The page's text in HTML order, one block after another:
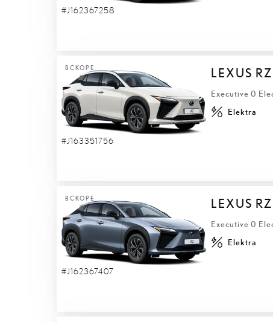
#J162367258
ВСКОРЕ
#J163351756
LEXUS
Executive 0
Elektra
ВСКОРЕ
#J162367407
LEXUS
Executive 0
Elektra